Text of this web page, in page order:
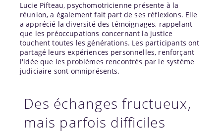
Lucie Pifteau, psychomotricienne présente à la
réunion, a également fait part de ses réflexions. Elle
a apprécié la diversité des témoignages, rappelant
que les préoccupations concernant la justice
touchent toutes les générations. Les participants ont
partagé leurs expériences personnelles, renforçant
l'idée que les problèmes rencontrés par le système
judiciaire sont omniprésents.
Des échanges fructueux,
mais parfois difficiles